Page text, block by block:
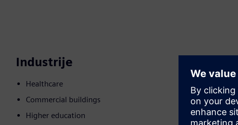
Industrije
Healthcare
Commercial buildings
Higher education